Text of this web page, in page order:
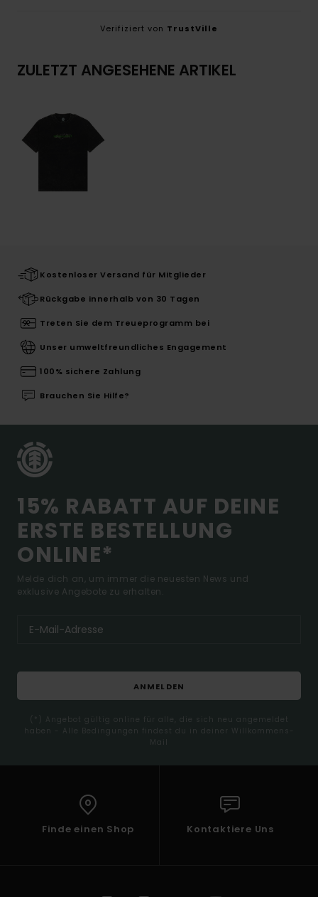
Verifiziert von TrustVille
ZULETZT ANGESEHENE ARTIKEL
Kostenloser Versand für Mitglieder
Rückgabe innerhalb von 30 Tagen
Treten Sie dem Treueprogramm bei
Unser umweltfreundliches Engagement
100% sichere Zahlung
Brauchen Sie Hilfe?
15% RABATT AUF DEINE
ERSTE BESTELLUNG
ONLINE*
Melde dich an, um immer die neuesten News und
exklusive Angebote zu erhalten.
ANMELDEN
(*) Angebot gültig online für alle, die sich neu angemeldet
haben - Alle Bedingungen findest du in deiner Willkommens-
Mail
Finde einen Shop Kontaktiere Uns